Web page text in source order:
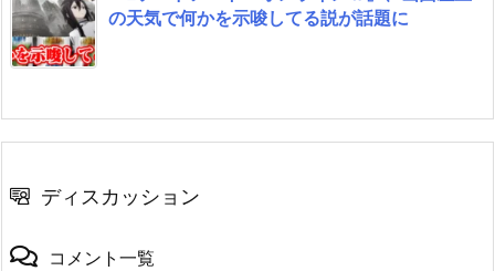
の天気で何かを示唆してる説が話題に
ディスカッション
コメント一覧